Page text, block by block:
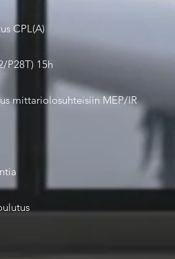
CPL(A)
P28T) 15h
mittariolosuhteisiin MEP/IR